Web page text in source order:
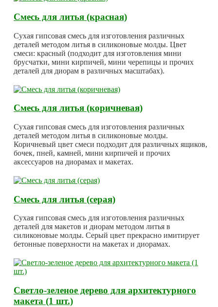
Смесь для литья (красная)
Сухая гипсовая смесь для изготовления различных
деталей методом литья в силиконовые молды. Цвет
смеси: красный (подходит для изготовления мини
брусчатки, мини кирпичей, мини черепицы и прочих
деталей для диорам в различных масштабах).
Смесь для литья (коричневая)
Сухая гипсовая смесь для изготовления различных
деталей методом литья в силиконовые молды.
Коричневый цвет смеси подходит для различных ящиков,
бочек, пней, камней, мини кирпичей и прочих
аксессуаров на диорамах и макетах.
Смесь для литья (серая)
Сухая гипсовая смесь для изготовления различных
деталей для макетов и диорам методом литья в
силиконовые молды. Серый цвет прекрасно имитирует
бетонные поверхности на макетах и диорамах.
Светло-зеленое дерево для архитектурного
макета (1 шт.)